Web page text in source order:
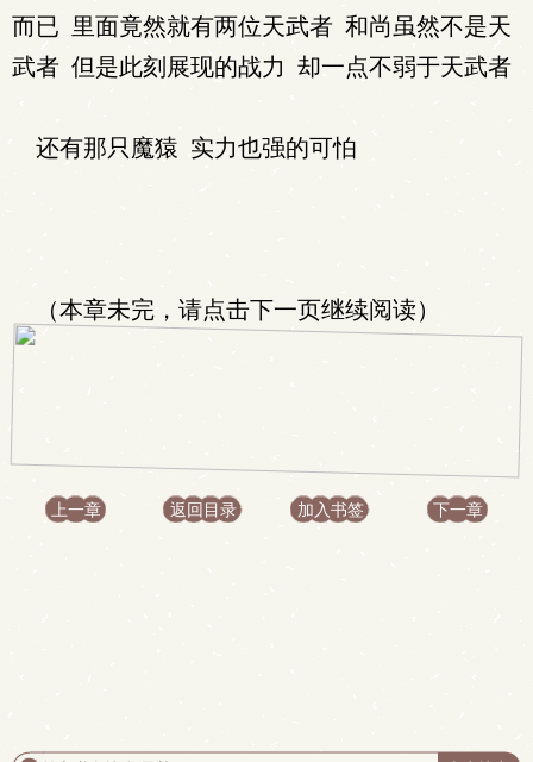
而已 里面竟然就有两位天武者 和尚虽然不是天
武者 但是此刻展现的战力 却一点不弱于天武者
还有那只魔猿 实力也强的可怕
（本章未完，请点击下一页继续阅读）
上一章 返回目录 加入书签 下一章